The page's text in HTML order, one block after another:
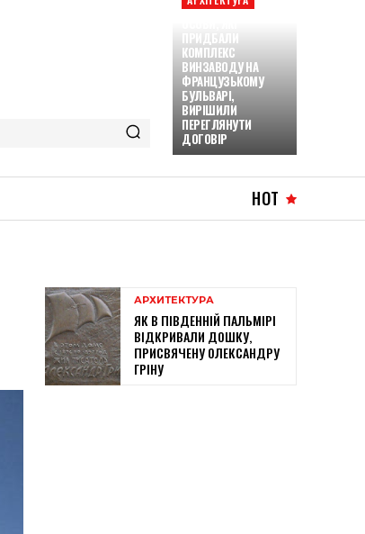
ПРИДБАЛИ
КОМПЛЕКС
ВИНЗАВОДУ НА
ФРАНЦУЗЬКОМУ
БУЛЬВАРІ,
ВИРІШИЛИ
ПЕРЕГЛЯНУТИ
ДОГОВІР
HOT
АРХИТЕКТУРА
ЯК В ПІВДЕННІЙ ПАЛЬМІРІ
ВІДКРИВАЛИ ДОШКУ,
ПРИСВЯЧЕНУ ОЛЕКСАНДРУ
ГРІНУ